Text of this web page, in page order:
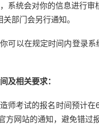
系统会对你的信息进行
部门会另行通知。
可以在规定时间内登录
及相关要求：
师考试的报名时间预计
网站的通知，避免错过报